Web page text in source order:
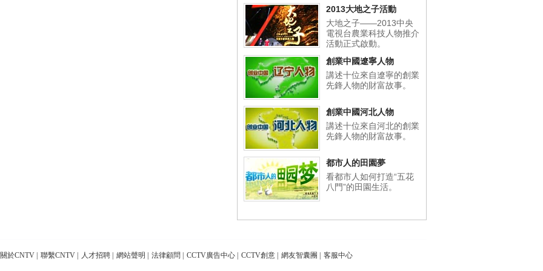
2013大地之子活動
大地之子——2013中央
電視台農業科技人物推介
活動正式啟動。
創業中國遼寧人物
講述十位來自遼寧的創業
先鋒人物的財富故事。
創業中國河北人物
講述十位來自河北的創業
先鋒人物的財富故事。
都市人的田園夢
看都市人如何打造“五花
八門”的田園生活。
關於CNTV 聯繫CNTV 人才招聘 網站聲明 法律顧問 CCTV廣告中心 CCTV創意 網友智囊團 客服中心